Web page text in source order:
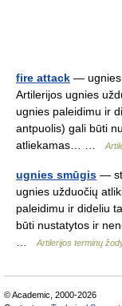
fire attack — ugnies
Artilerijos ugnies
ugnies paleidimu ir
antpuolis) gali būti
atliekamas… …
ugnies smūgis —
ugnies užduočių
paleidimu ir dideliu
būti nustatytos ir
Artilerijos terminų
© Academic, 2000-2026